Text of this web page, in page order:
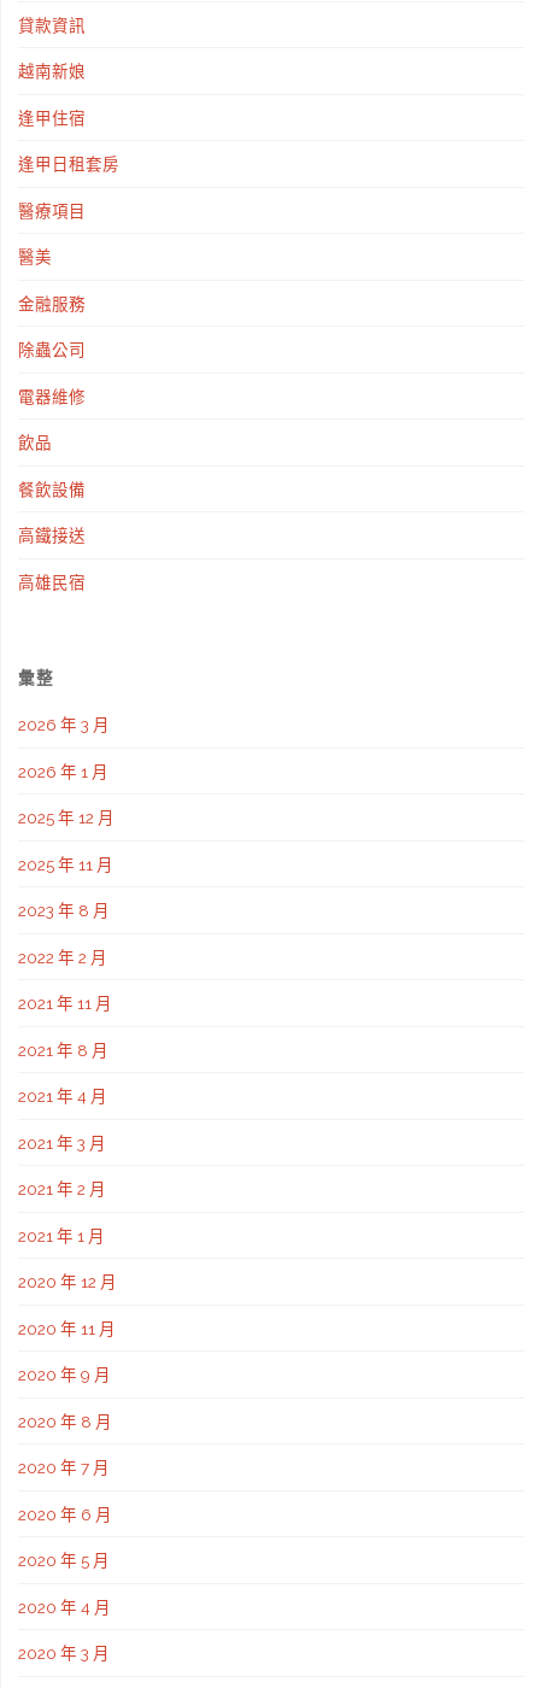
貸款資訊
越南新娘
逢甲住宿
逢甲日租套房
醫療項目
醫美
金融服務
除蟲公司
電器維修
飲品
餐飲設備
高鐵接送
高雄民宿
彙整
2026 年 3 月
2026 年 1 月
2025 年 12 月
2025 年 11 月
2023 年 8 月
2022 年 2 月
2021 年 11 月
2021 年 8 月
2021 年 4 月
2021 年 3 月
2021 年 2 月
2021 年 1 月
2020 年 12 月
2020 年 11 月
2020 年 9 月
2020 年 8 月
2020 年 7 月
2020 年 6 月
2020 年 5 月
2020 年 4 月
2020 年 3 月